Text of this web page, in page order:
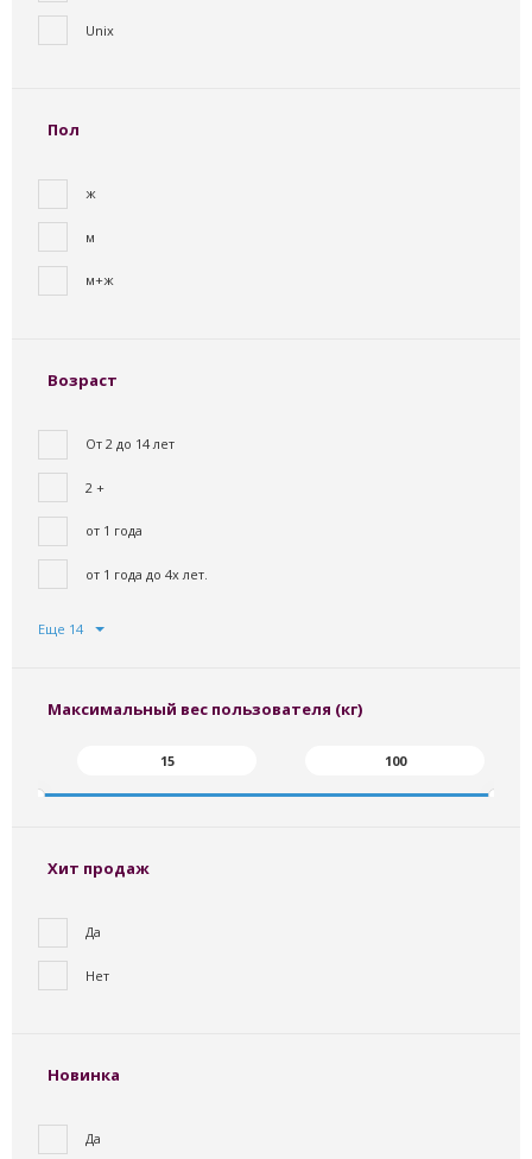
Unix
Пол
ж
м
м+ж
Возраст
От 2 до 14 лет
2 +
от 1 года
от 1 года до 4х лет.
Еще 14
Максимальный вес пользователя (кг)
Хит продаж
Да
Нет
Новинка
Да